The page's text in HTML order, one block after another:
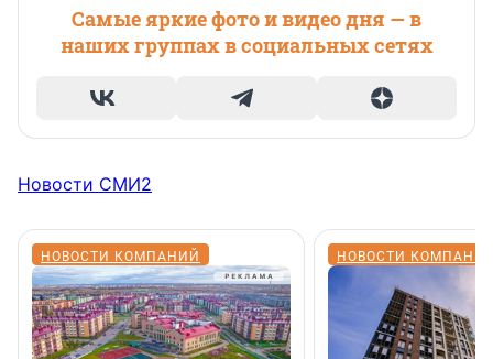
Самые яркие фото и видео дня — в
наших группах в социальных сетях
Новости СМИ2
НОВОСТИ КОМПАНИЙ НОВОСТИ